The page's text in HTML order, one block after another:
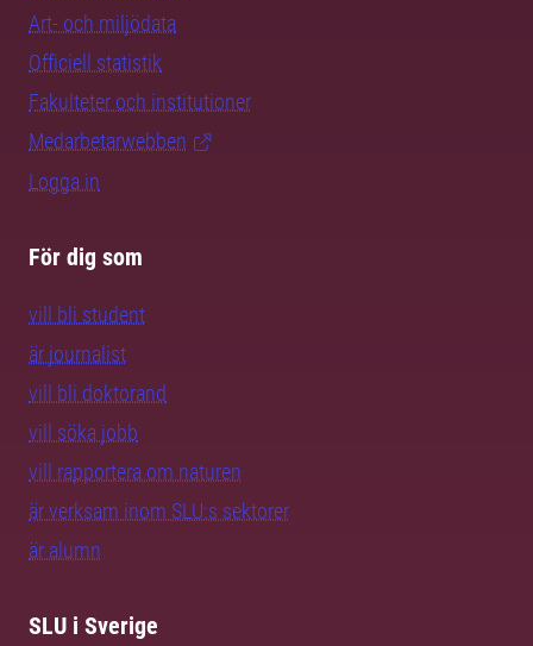
Art- och miljödata
Officiell statistik
Fakulteter och institutioner
Medarbetarwebben
Logga in
För dig som
vill bli student
är journalist
vill bli doktorand
vill söka jobb
vill rapportera om naturen
är verksam inom SLU:s sektorer
är alumn
SLU i Sverige